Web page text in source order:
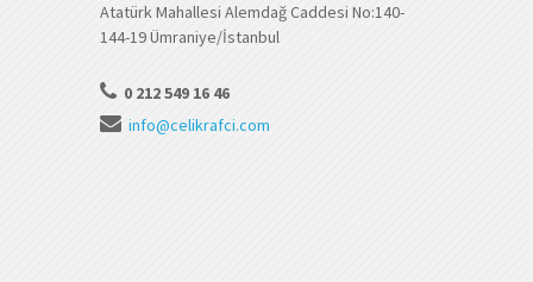
Atatürk Mahallesi Alemdağ Caddesi No:140-
144-19 Ümraniye/İstanbul
0 212 549 16 46
info@celikrafci.com